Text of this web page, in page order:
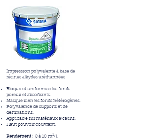
Impression polyvalente à base de
résines alkydes uréthannées
Bloque et uniformise les fonds
poreux et absorbants.
Masque bien les fonds hétérogènes.
Polyvalence de supports et de
destinations.
Applicable sur matériaux alcalins.
Haut pouvoir couvrant.
Rendement : 8 à 10 m²/L